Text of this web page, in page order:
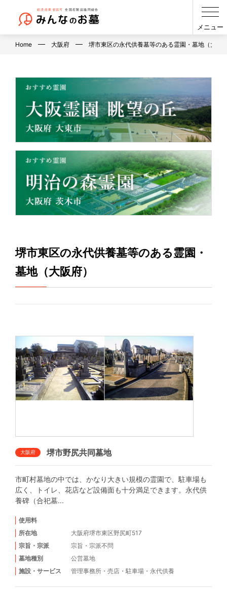
メニュー
Home 大阪府 堺市東区の永代供養墓等のある霊園・墓地（大阪
堺市東区の永代供養墓等のある霊園・
墓地（大阪府）
大阪府 堺市野尻共同墓地
市町村墓地の中では、かなり大きい規模の霊園で、駐車場も
広く、トイレ、花店など設備面も十分満足できます。永代供
養碑（合祀墓...
使用料
所在地
大阪府堺市東区野尻町517
宗旨・宗派
宗旨・宗派不問
墓地種別
公営墓地
施設・サービス
管理事務所 ・ 売店 ・ 駐車場 ・ 永代供養